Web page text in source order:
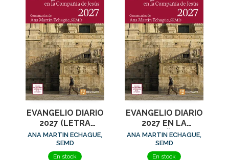
EVANGELIO DIARIO
2027 (LETRA
GRANDE) EN LA
COMPAÑIA DE
JESUS
ANA MARTIN ECHAGUE,
SEMD
En stock
EVANGELIO DIARIO
2027 EN LA
COMPAÑIA DE
JESUS
ANA MARTIN ECHAGUE,
SEMD
En stock